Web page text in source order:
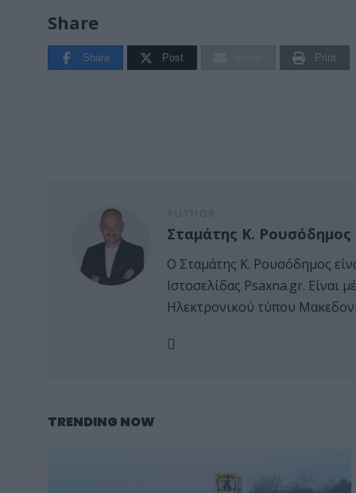
Share
Share Post Print
Σταμάτης Κ. Ρουσόδημος
Ο Σταμάτης Κ. Ρουσόδημος
Ιστοσελίδας Psaxna.gr.
Ηλεκτρονικού τύπου
TRENDING NOW